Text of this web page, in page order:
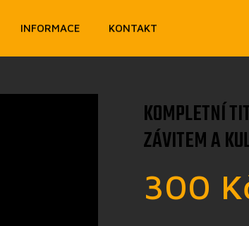
INFORMACE KONTAKT
300
KOMPLETNÍ
ZÁVITEM A